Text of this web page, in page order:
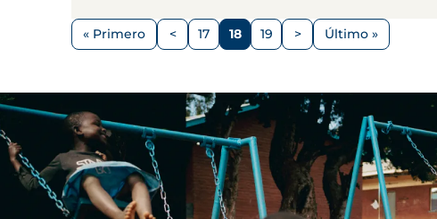
Paginación
Primera
« Primero
Página
< Página
17 Página
18 Página
19
Siguiente
>
Última
Último »